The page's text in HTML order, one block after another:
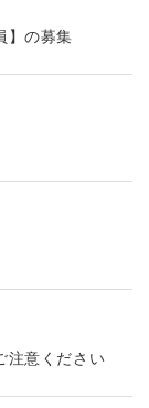
】の募集
注意ください